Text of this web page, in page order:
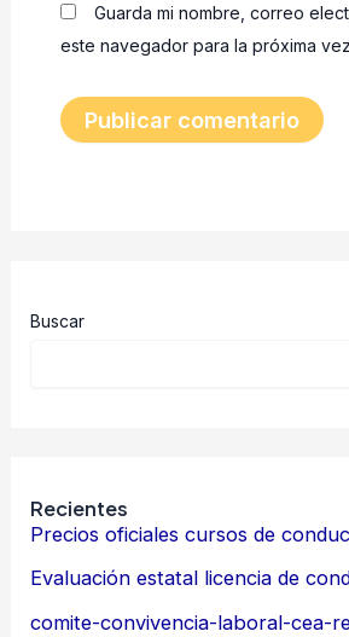
Guarda mi nombre, correo
este navegador para la próxima
Buscar
Recientes
Precios oficiales cursos de
Evaluación estatal licencia de
comite-convivencia-laboral-cea-